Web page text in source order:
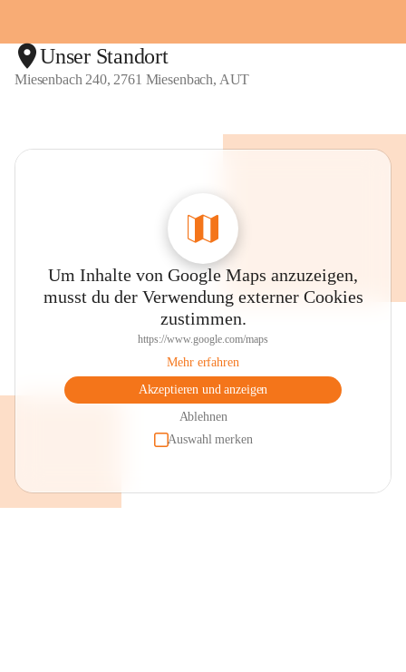
Unser Standort
Miesenbach 240, 2761 Miesenbach, AUT
Um Inhalte von Google Maps anzuzeigen,
musst du der Verwendung externer Cookies
zustimmen.
https://www.google.com/maps
Mehr erfahren
Akzeptieren und anzeigen
Ablehnen
Auswahl merken